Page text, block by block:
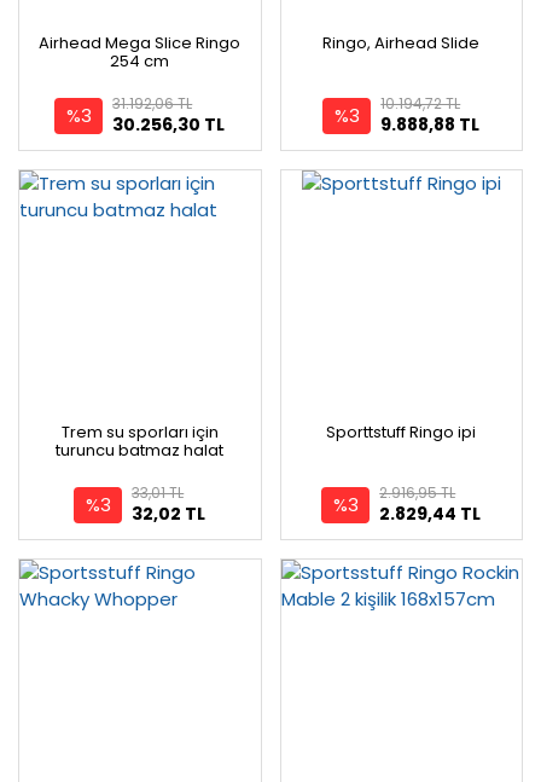
Airhead Mega Slice Ringo
254 cm
%3 30.256,30 TL
31.192,06 TL
Ringo, Airhead Slide
%3 9.888,88 TL
10.194,72 TL
Trem su sporları için
turuncu batmaz halat
%3 32,02 TL
33,01 TL
Sporttstuff Ringo ipi
%3 2.829,44 TL
2.916,95 TL